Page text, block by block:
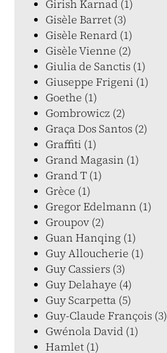
Girish Karnad (1)
Gisèle Barret (3)
Gisèle Renard (1)
Gisèle Vienne (2)
Giulia de Sanctis (1)
Giuseppe Frigeni (1)
Goethe (1)
Gombrowicz (2)
Graça Dos Santos (2)
Graffiti (1)
Grand Magasin (1)
Grand T (1)
Grèce (1)
Gregor Edelmann (1)
Groupov (2)
Guan Hanqing (1)
Guy Alloucherie (1)
Guy Cassiers (3)
Guy Delahaye (4)
Guy Scarpetta (5)
Guy-Claude François (3)
Gwénola David (1)
Hamlet (1)